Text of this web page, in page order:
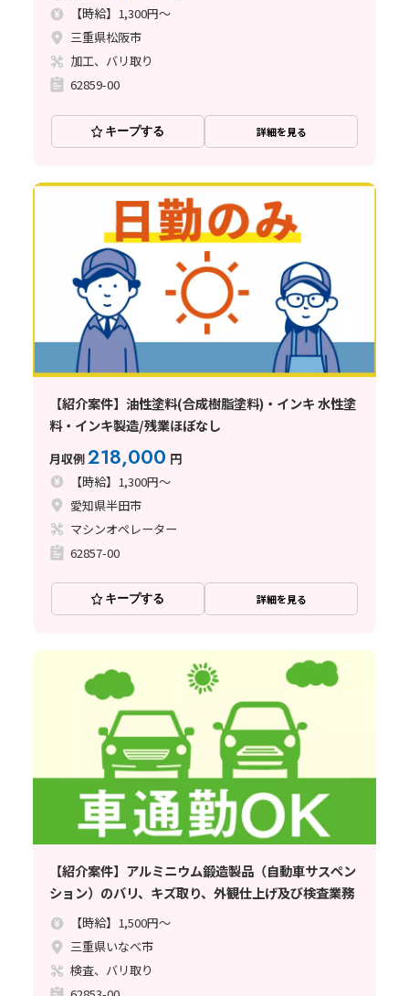
【時給】1,300円～
三重県松阪市
加工、バリ取り
62859-00
キープする 詳細を見る
【紹介案件】油性塗料(合成樹脂塗料)・インキ 水性塗
料・インキ製造/残業ほぼなし
月収例218,000 円
【時給】1,300円～
愛知県半田市
マシンオペレーター
62857-00
キープする 詳細を見る
【紹介案件】アルミニウム鍛造製品（自動車サスペン
ション）のバリ、キズ取り、外観仕上げ及び検査業務
【時給】1,500円～
三重県いなべ市
検査、バリ取り